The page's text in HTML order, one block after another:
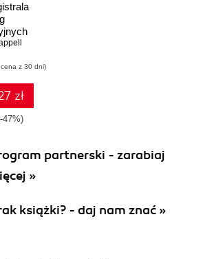
cena z 30 dni)
zł
47%)
partnerski - zarabiaj
»
książki? - daj nam znać »